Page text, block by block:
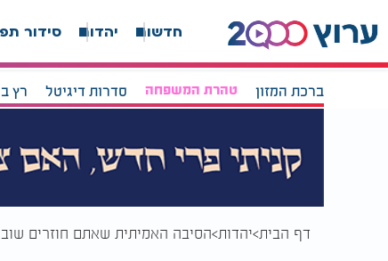
חדשות יהדות סידור
ברכת המזון טהרת המשפחה סדרות דיגיטל רץ
דף הבית יהדות הסיבה האמיתית שאתם חוזרים שוב